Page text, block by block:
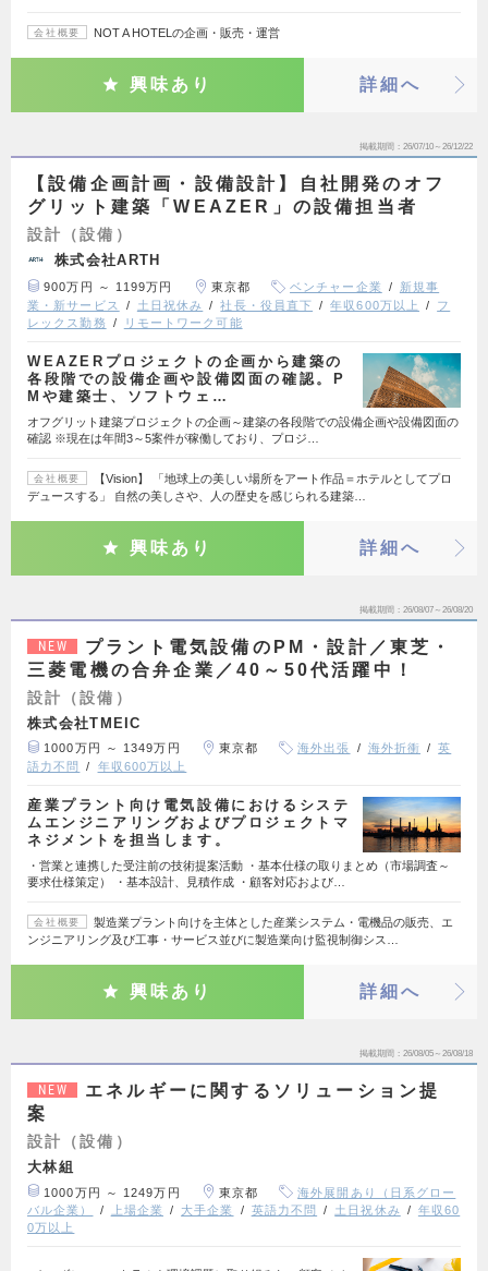
会社概要 NOT A HOTELの企画・販売・運営
興味あり 詳細へ
掲載期間 26/07/10～26/12/22
【設備企画計画・設備設計】自社開発のオフ
グリット建築「WEAZER」の設備担当者
設計（設備）
株式会社ARTH
900万円 ～ 1199万円 東京都 ベンチャー企業
新規事
業・新サービス
土日祝休み 社長・役員直下 年収600万以上
フ
レックス勤務
リモートワーク可能
WEAZERプロジェクトの企画から建築の
各段階での設備企画や設備図面の確認。P
Mや建築士、ソフトウェ…
オフグリット建築プロジェクトの企画～建築の各段階での設備企画や設備図面の
確認 ※現在は年間3～5案件が稼働しており、プロジ…
会社概要
【Vision】 「地球上の美しい場所をアート作品＝ホテルとしてプロ
デュースする」 自然の美しさや、人の歴史を感じられる建築…
興味あり 詳細へ
掲載期間 26/08/07～26/08/20
NEW
プラント電気設備のPM・設計／東芝・
三菱電機の合弁企業／40～50代活躍中！
設計（設備）
株式会社TMEIC
1000万円 ～ 1349万円 東京都 海外出張 海外折衝
英
語力不問
年収600万以上
産業プラント向け電気設備におけるシステ
ムエンジニアリングおよびプロジェクトマ
ネジメントを担当します。
・営業と連携した受注前の技術提案活動 ・基本仕様の取りまとめ（市場調査～
要求仕様策定） ・基本設計、見積作成 ・顧客対応および…
会社概要
製造業プラント向けを主体とした産業システム・電機品の販売、エ
ンジニアリング及び工事・サービス並びに製造業向け監視制御シス…
興味あり 詳細へ
掲載期間 26/08/05～26/08/18
NEW
エネルギーに関するソリューション提
案
設計（設備）
大林組
1000万円 ～ 1249万円 東京都
海外展開あり（日系グロー
バル企業）
上場企業 大手企業 英語力不問 土日祝休み
年収60
0万以上